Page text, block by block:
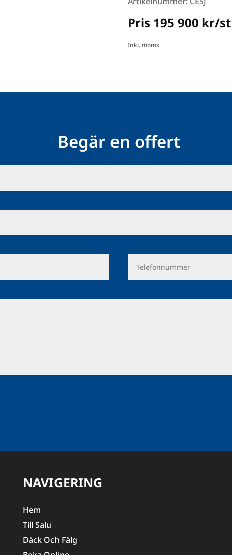
Pris 195 900 kr/st
Inkl. moms
Begär en offert
NAVIGERING
Hem
Till Salu
Däck Och Fälg